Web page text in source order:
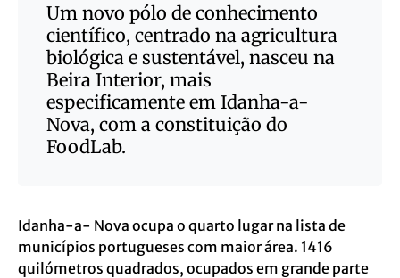
Um novo pólo de conhecimento
científico, centrado na agricultura
biológica e sustentável, nasceu na
Beira Interior, mais
especificamente em Idanha-a-
Nova, com a constituição do
FoodLab.
Idanha-a- Nova ocupa o quarto lugar na lista de
municípios portugueses com maior área. 1416
quilómetros quadrados, ocupados em grande parte